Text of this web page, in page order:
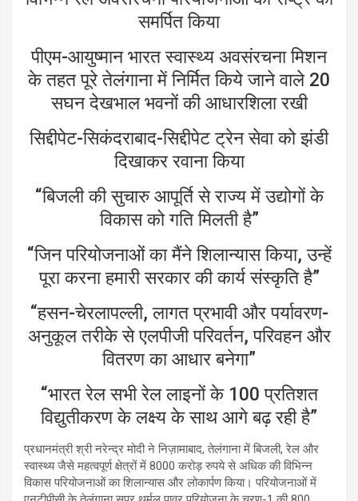
समर्पित किया
पीएम-आयुष्मान भारत स्वास्थ्य अवसंरचना मिशन
के तहत पूरे तेलंगाना में निर्मित किये जाने वाले 20
सघन देखभाल भवनों की आधारशिला रखी
सिद्दीपेट-सिकंदराबाद-सिद्दीपेट ट्रेन सेवा को झंडी
दिखाकर रवाना किया
“बिजली की सुचारु आपूर्ति से राज्य में उद्योगों के
विकास को गति मिलती है”
“जिन परियोजनाओं का मैंने शिलान्यास किया, उन्हें
पूरा करना हमारी सरकार की कार्य संस्कृति है”
“हसन-चेरलापल्ली, लागत प्रभावी और पर्यावरण-
अनुकूल तरीके से एलपीजी परिवर्तन, परिवहन और
वितरण का आधार बनेगा”
“भारत रेल सभी रेल लाइनों के 100 प्रतिशत
विद्युतीकरण के लक्ष्य के साथ आगे बढ़ रही है”
प्रधानमंत्री श्री नरेन्द्र मोदी ने निज़ामाबाद, तेलंगाना में बिजली, रेल और
स्वास्थ्य जैसे महत्वपूर्ण क्षेत्रों में 8000 करोड़ रुपये से अधिक की विभिन्न
विकास परियोजनाओं का शिलान्यास और लोकार्पण किया। परियोजनाओं में